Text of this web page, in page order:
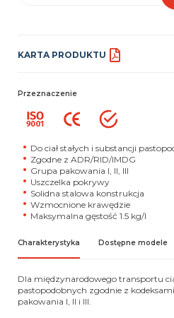
KARTA PRODUKTU
Przeznaczenie
Do ciał stałych i substancji
Zgodne z ADR/RID/IMDG
Grupa pakowania I, II, III
Uszczelka pokrywy
Solidna stalowa konstrukcja
Wzmocnione krawędzie
Maksymalna gęstość 1.5 kg/l
Charakterystyka Dostępne modele
Dla międzynarodowego transportu
pastopodobnych zgodnie z
pakowania I, II i III.